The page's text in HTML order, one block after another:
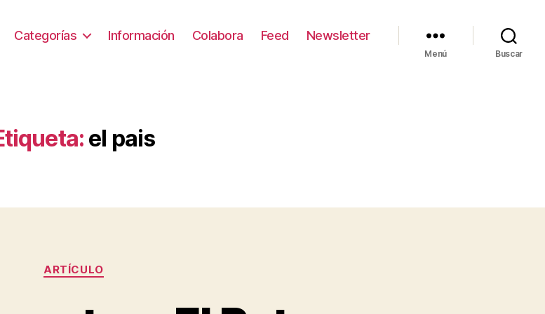
Categorías Información Colabora Feed Newsletter
Menú Buscar
el pais
Categorías
ARTÍCULO